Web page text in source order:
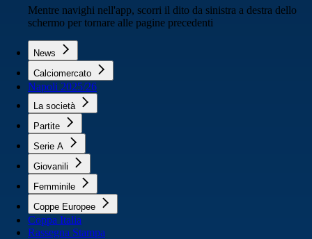
Mentre navighi nell'app, scorri il dito da sinistra a destra dello
schermo per tornare alle pagine precedenti
News
Calciomercato
Napoli 2025/26
La società
Partite
Serie A
Giovanili
Femminile
Coppe Europee
Coppa Italia
Rassegna Stampa